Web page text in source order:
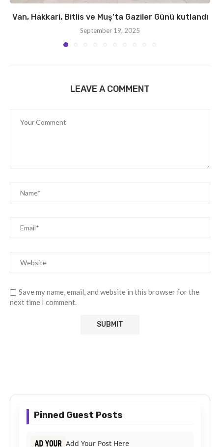
Van, Hakkari, Bitlis ve Muş’ta Gaziler Günü kutlandı
September 19, 2025
LEAVE A COMMENT
Save my name, email, and website in this browser for the
next time I comment.
Pinned Guest Posts
Add Your Post Here